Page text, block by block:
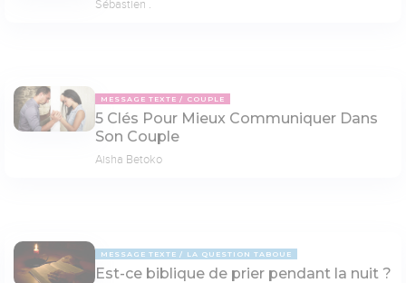
Sébastien .
MESSAGE TEXTE COUPLE
5 Clés Pour Mieux Communiquer Dans
Son Couple
Aisha Betoko
MESSAGE TEXTE LA QUESTION TABOUE
Est-ce biblique de prier pendant la nuit ?